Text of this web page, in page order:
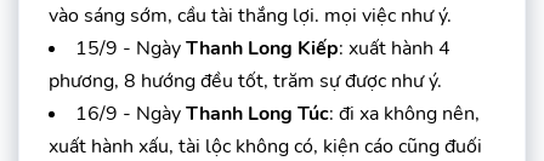
vào sáng sớm, cầu tài thắng lợi. mọi việc như ý.
15/9 - NgàyThanh Long Kiếp: xuất hành 4
phương, 8 hướng đều tốt, trăm sự được như ý.
16/9 - NgàyThanh Long Túc: đi xa không nên,
xuất hành xấu, tài lộc không có, kiện cáo cũng đuối